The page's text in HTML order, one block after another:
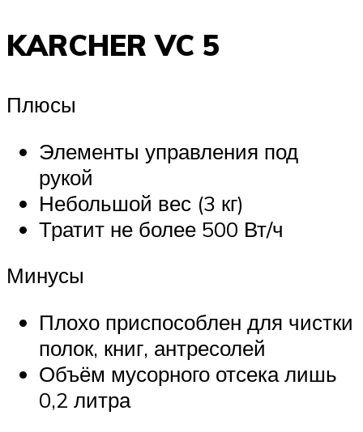
KARCHER VC 5
Плюсы
Элементы управления под
рукой
Небольшой вес (3 кг)
Тратит не более 500 Вт/ч
Минусы
Плохо приспособлен для чистки
полок, книг, антресолей
Объём мусорного отсека лишь
0,2 литра